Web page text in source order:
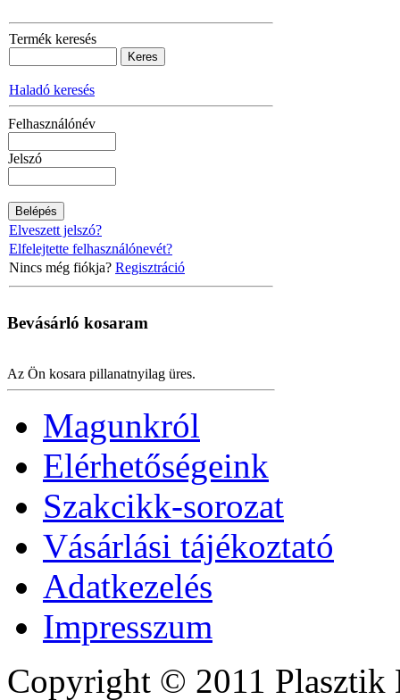
Termék keresés
Haladó keresés
Felhasználónév
Jelszó
Elveszett jelszó?
Elfelejtette felhasználónevét?
Nincs még fiókja? Regisztráció
Bevásárló kosaram
Az Ön kosara pillanatnyilag üres.
Magunkról
Elérhetőségeink
Szakcikk-sorozat
Vásárlási tájékoztató
Adatkezelés
Impresszum
Copyright © 2011